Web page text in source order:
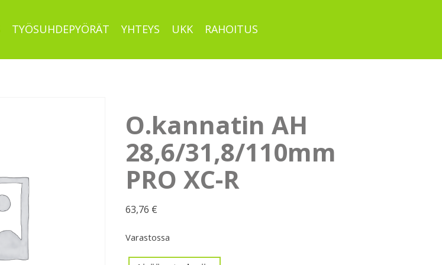
TYÖSUHDEPYÖRÄT YHTEYS UKK RAHOITUS
O.kannatin AH
28,6/31,8/110mm
PRO XC-R
63,76 €
Varastossa